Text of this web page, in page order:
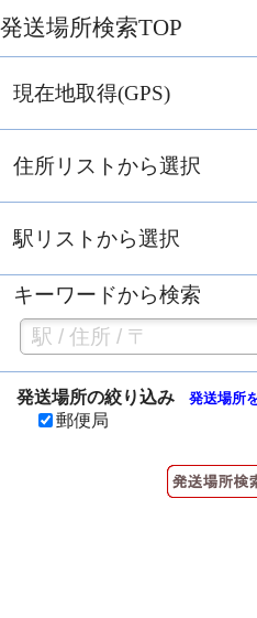
発送場所検索TOP
現在地取得(GPS)
住所リストから選択
駅リストから選択
キーワードから検索
発送場所の絞り込み 発送場所
郵便局